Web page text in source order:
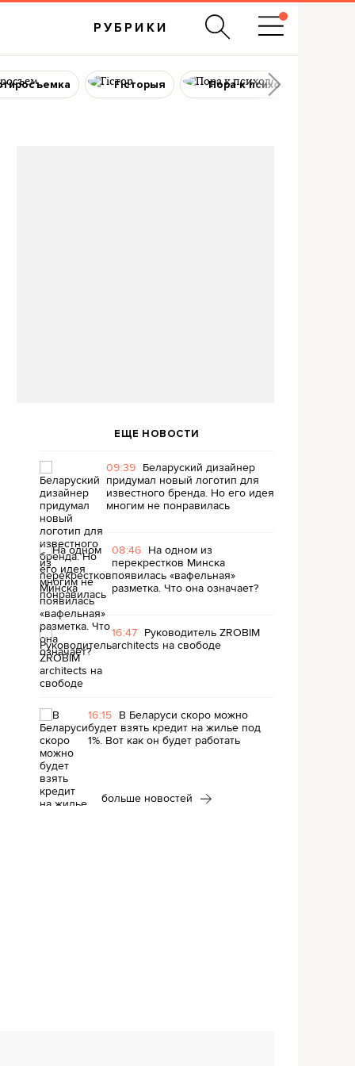
РУБРИКИ
Гісторыя Пора к психологу
ЕЩЕ НОВОСТИ
09:39 Беларуский дизайнер
придумал новый логотип для
известного бренда. Но его идея
многим не понравилась
08:46 На одном из
перекрестков Минска
появилась «вафельная»
разметка. Что она означает?
16:47 Руководитель ZROBIM
architects на свободе
16:15 В Беларуси скоро можно
будет взять кредит на жилье под
1%. Вот как он будет работать
больше новостей